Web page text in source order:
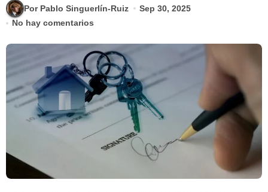
Por Pablo Singuerlín-Ruiz
Sep 30, 2025
No hay comentarios